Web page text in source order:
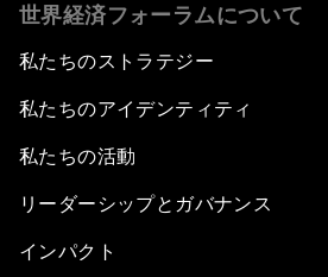
世界経済フォーラムについて
私たちのストラテジー
私たちのアイデンティティ
私たちの活動
リーダーシップとガバナンス
インパクト